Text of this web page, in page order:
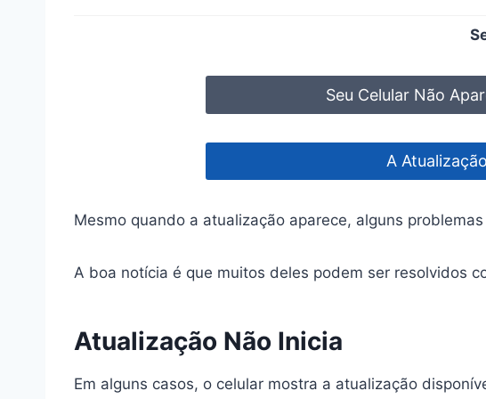
Seu Celular Não
A
Mesmo quando a atualização aparece, alguns
A boa notícia é que muitos deles podem ser resolvidos
Atualização Não Inicia
Em alguns casos, o celular mostra a atualização